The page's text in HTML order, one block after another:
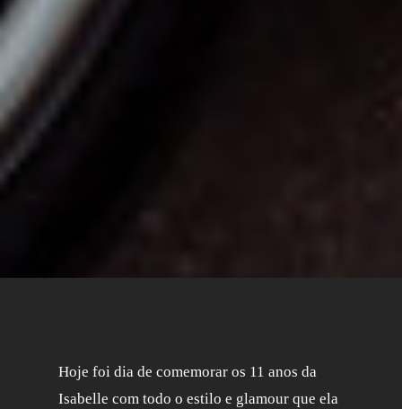
Hoje foi dia de comemorar os 11 anos da
Isabelle com todo o estilo e glamour que ela